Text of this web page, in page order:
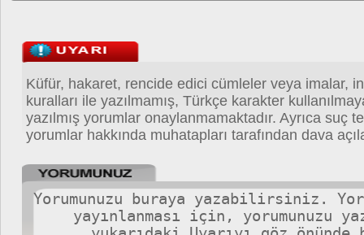
Küfür, hakaret, rencide edici cümleler veya imalar,
kuralları ile yazılmamış, Türkçe karakter
yazılmış yorumlar onaylanmamaktadır. Ayrıca suç
yorumlar hakkında muhatapları tarafından dava